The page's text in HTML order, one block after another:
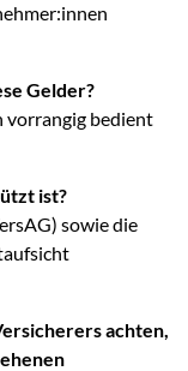
Gelder?
vorrangig bedient
ist?
sowie die
achten,